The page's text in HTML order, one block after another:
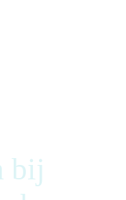
bij